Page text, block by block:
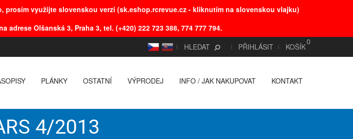
využijte slovenskou verzi (sk.eshop.rcrevue.cz - kliknutím na slovenskou vlajku)
Olšanská 3, Praha 3, tel. (+420) 222 723 388, 774 777 794.
CS SK HLEDAT PŘIHLÁSIT KOŠÍK
0
PLÁNKY OSTATNÍ VÝPRODEJ INFO / JAK NAKUPOVAT KONTAKT
4/2013